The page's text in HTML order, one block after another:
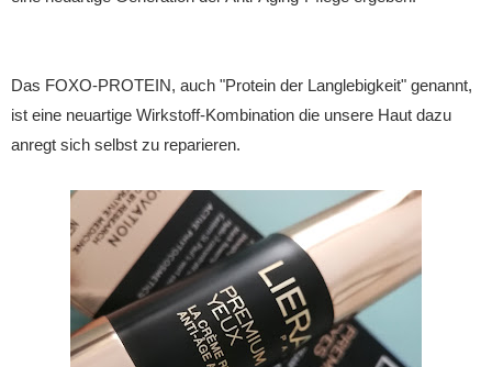
Das FOXO-PROTEIN, auch "Protein der Langlebigkeit" genannt,
ist eine neuartige Wirkstoff-Kombination die unsere Haut dazu
anregt sich selbst zu reparieren.